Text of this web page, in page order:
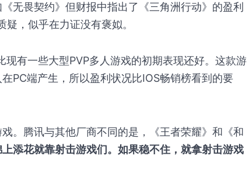
无畏契约》但财报中指出了《三角洲行动》的盈利
，似乎在力证没有褒姒。
现有一些大型PVP多人游戏的初期表现还好。这款游
PC端产生，所以盈利状况比IOS畅销榜看到的要
。腾讯与其他厂商不同的是，《王者荣耀》和《和
上添花就靠射击游戏们。如果稳不住，就拿射击游戏